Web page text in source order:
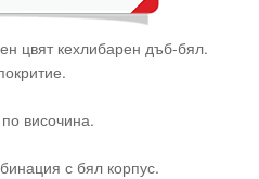
цвят кехлибарен дъб-бял.
височина.
с бял корпус.